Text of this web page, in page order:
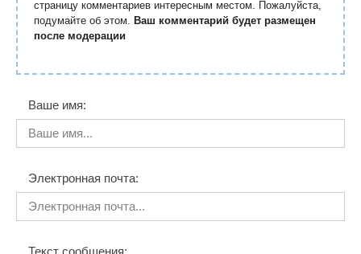
страницу комментариев интересным местом. Пожалуйста,
подумайте об этом. Ваш комментарий будет размещен
после модерации
Ваше имя:
Электронная почта:
Текст сообщения: